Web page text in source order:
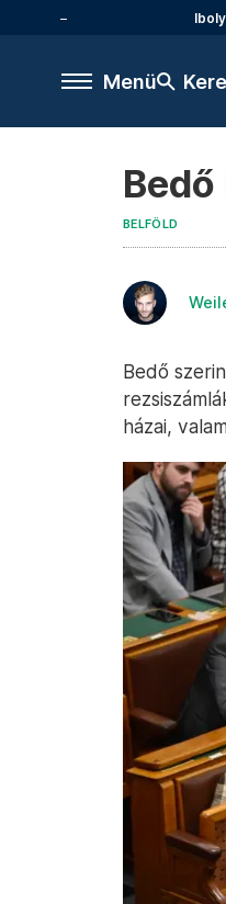
Menü
BELFÖLD
Bedő
házai,